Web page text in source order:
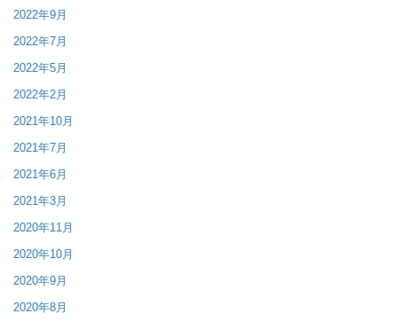
2022年9月
2022年7月
2022年5月
2022年2月
2021年10月
2021年7月
2021年6月
2021年3月
2020年11月
2020年10月
2020年9月
2020年8月